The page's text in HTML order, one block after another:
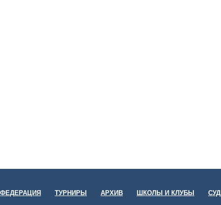
ФЕДЕРАЦИЯ ТУРНИРЫ АРХИВ ШКОЛЫ И КЛУБЫ